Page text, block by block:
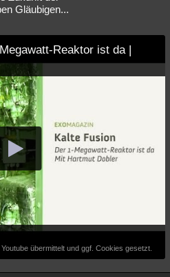
Gläubigen...
Reaktor ist da |
übermittelt und ggf. Cookies gesetzt.